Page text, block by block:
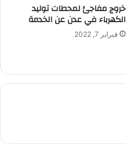
خروج مفاجئ لمحطات توليد
الكهرباء في عدن عن الخدمة
فبراير 7, 2022